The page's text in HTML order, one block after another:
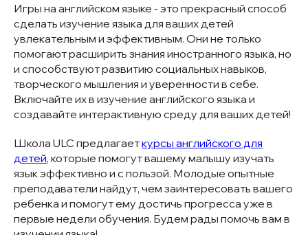
Игры на английском языке - это прекрасный способ
сделать изучение языка для ваших детей
увлекательным и эффективным. Они не только
помогают расширить знания иностранного языка, но
и способствуют развитию социальных навыков,
творческого мышления и уверенности в себе.
Включайте их в изучение английского языка и
создавайте интерактивную среду для ваших детей!
Школа ULC предлагаеткурсы английского для
детей, которые помогут вашему малышу изучать
язык эффективно и с пользой. Молодые опытные
преподаватели найдут, чем заинтересовать вашего
ребенка и помогут ему достичь прогресса уже в
первые недели обучения. Будем рады помочь вам в